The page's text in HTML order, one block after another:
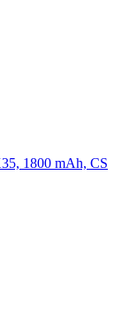
1800 mAh, CS